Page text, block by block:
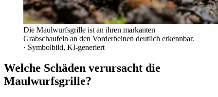
Die Maulwurfsgrille ist an ihren markanten
Grabschaufeln an den Vorderbeinen deutlich erkennbar.
· Symbolbild, KI-generiert
Welche Schäden verursacht die
Maulwurfsgrille?